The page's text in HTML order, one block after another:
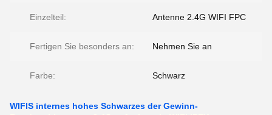
Einzelteil: Antenne 2.4G WIFI FPC
Fertigen Sie besonders an: Nehmen Sie an
Farbe: Schwarz
WIFIS internes hohes Schwarzes der Gewinn-